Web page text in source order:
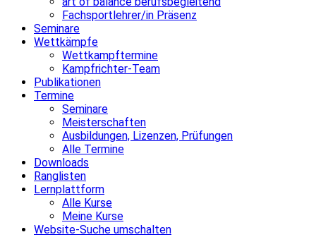
Fachsportlehrer/in Präsenz
Seminare
Wettkämpfe
Wettkampftermine
Kampfrichter-Team
Publikationen
Termine
Seminare
Meisterschaften
Ausbildungen, Lizenzen, Prüfungen
Alle Termine
Downloads
Ranglisten
Lernplattform
Alle Kurse
Meine Kurse
Website-Suche umschalten